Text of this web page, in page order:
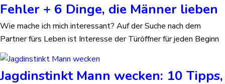
Fehler + 6 Dinge, die Männer lieben
Wie mache ich mich interessant? Auf der Suche nach dem
Partner fürs Leben ist Interesse der Türöffner für jeden Beginn
Jagdinstinkt Mann wecken: 10 Tipps,